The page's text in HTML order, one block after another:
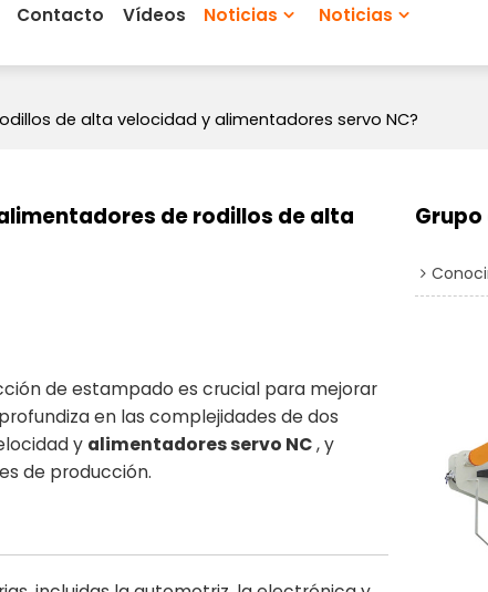
Contacto Vídeos Noticias Noticias
de alta velocidad y alimentadores servo NC?
de rodillos de alta
de estampado es crucial para mejorar
en las complejidades de dos
y alimentadores servo NC, y
de producción.